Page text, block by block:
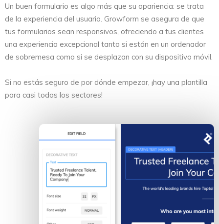
Un buen formulario es algo más que su apariencia: se trata
de la experiencia del usuario. Growform se asegura de que
tus formularios sean responsivos, ofreciendo a tus clientes
una experiencia excepcional tanto si están en un ordenador
de sobremesa como si se desplazan con su dispositivo móvil.
Si no estás seguro de por dónde empezar, ¡hay una plantilla
para casi todos los sectores!